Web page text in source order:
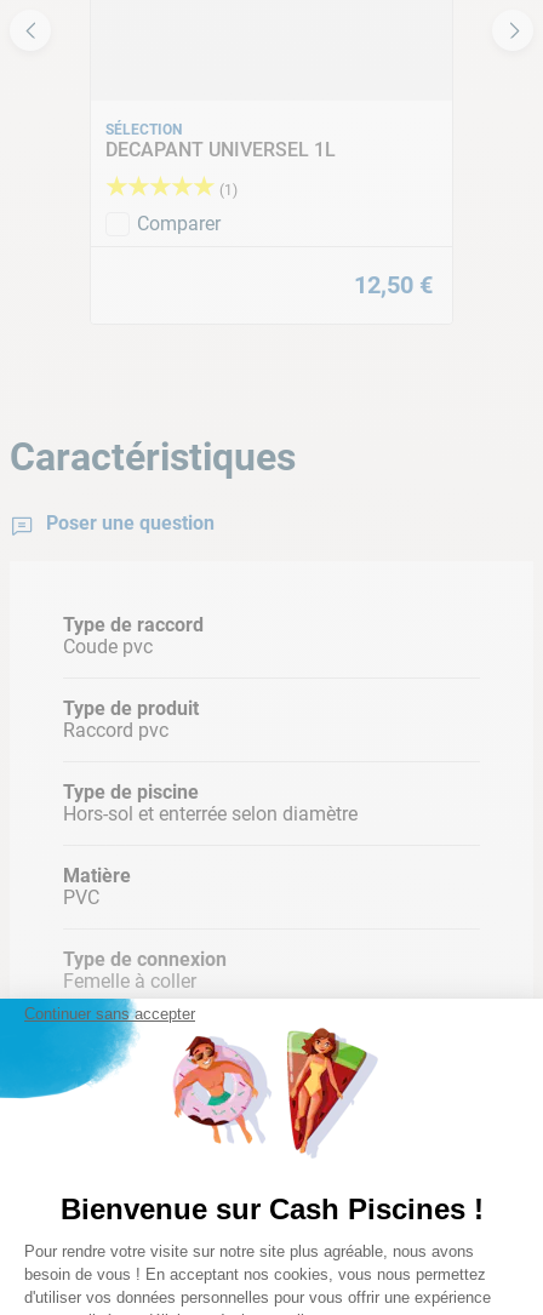
SÉLECTION
DECAPANT UNIVERSEL 1L
★★★★★ (1 )
Comparer
12,50 €
Caractéristiques
Poser une question
Lire la suite
Type de raccord
Coude pvc
Type de produit
Raccord pvc
Type de piscine
Hors-sol et enterrée selon diamètre
Matière
PVC
Type de connexion
Femelle à coller
Pression supportée
16 bar
Nombre de colis
1
Continuer sans accepter
Bienvenue sur Cash Piscines !
Plateforme de Gestion du
Pour rendre votre visite sur notre site plus agréable, nous avons
besoin de vous ! En acceptant nos cookies, vous nous permettez
d'utiliser vos données personnelles pour vous offrir une expérience
Axeptio consent